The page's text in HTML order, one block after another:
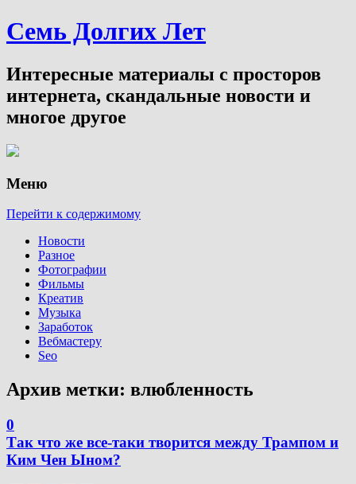
Семь Долгих Лет
Интересные материалы с просторов
интернета, скандальные новости и
многое другое
Меню
Перейти к содержимому
Новости
Разное
Фотографии
Фильмы
Креатив
Музыка
Заработок
Вебмастеру
Seo
Архив метки: влюбленность
0
Так что же все-таки творится между Трампом и
Ким Чен Ыном?